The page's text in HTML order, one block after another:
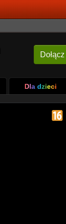
Dołącz
Dla dzieci